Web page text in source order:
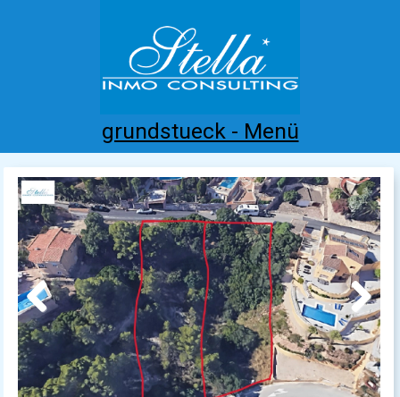
grundstueck - Menü
Home Costa Blanca Kaufen Mieten
Neubau Infos Referenzen Kontakt
Previous Next